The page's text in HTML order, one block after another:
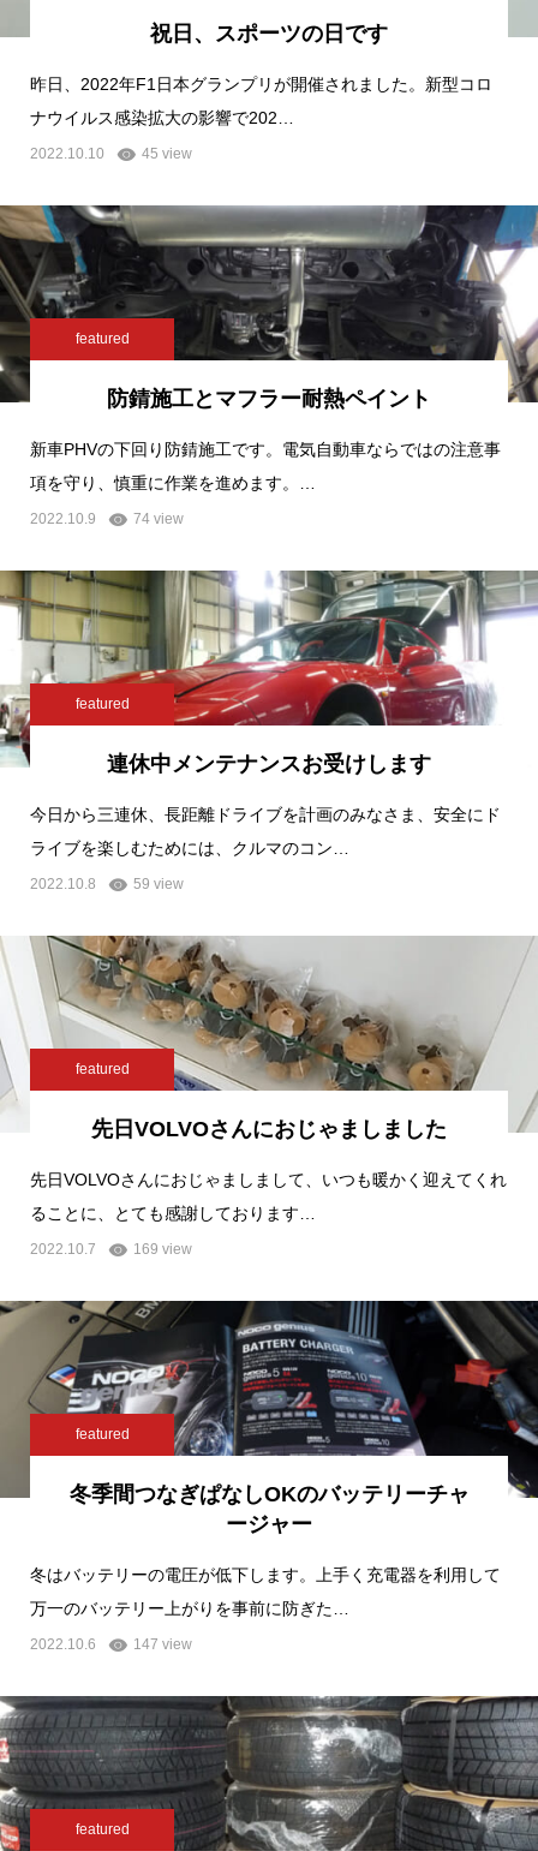
祝日、スポーツの日です
昨日、2022年F1日本グランプリが開催されました。新型コロ
ナウイルス感染拡大の影響で202…
2022.10.10 45 view
featured
防錆施工とマフラー耐熱ペイント
新車PHVの下回り防錆施工です。電気自動車ならではの注意事
項を守り、慎重に作業を進めます。…
2022.10.9 74 view
featured
連休中メンテナンスお受けします
今日から三連休、長距離ドライブを計画のみなさま、安全にド
ライブを楽しむためには、クルマのコン…
2022.10.8 59 view
featured
先日VOLVOさんにおじゃましました
先日VOLVOさんにおじゃましまして、いつも暖かく迎えてくれ
ることに、とても感謝しております…
2022.10.7 169 view
featured
冬季間つなぎぱなしOKのバッテリーチャ
ージャー
冬はバッテリーの電圧が低下します。上手く充電器を利用して
万一のバッテリー上がりを事前に防ぎた…
2022.10.6 147 view
featured